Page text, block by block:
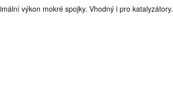
výkon mokré spojky. Vhodný i pro katalyzátory.